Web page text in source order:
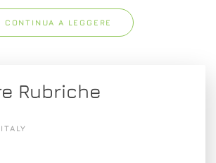
CONTINUA A LEGGERE
Rubriche